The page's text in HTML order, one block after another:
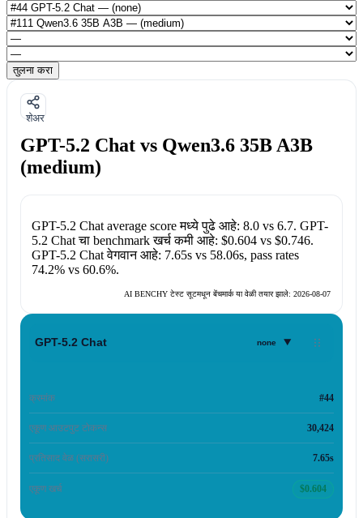
तुलना करा
शेअर
GPT-5.2 Chat vs Qwen3.6 35B A3B
(medium)
GPT-5.2 Chataverage score मध्ये पुढे आहे: 8.0vs 6.7. GPT-
5.2 Chatचा benchmark खर्च कमी आहे: $0.604vs $0.746.
GPT-5.2 Chatवेगवान आहे: 7.65svs 58.06s, pass rates
74.2%vs 60.6%.
AI BENCHY टेस्ट सूटमधून बेंचमार्क या वेळी तयार झाले: 2026-08-07
GPT-5.2 Chat none ▾
क्रमांक #44
एकूण आउटपुट टोकन्स 30,424
प्रतिसाद वेळ (सरासरी) 7.65s
एकूण खर्च $0.604